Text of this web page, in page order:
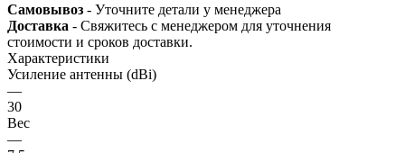
Самовывоз - Уточните детали у менеджера
Доставка - Свяжитесь с менеджером для уточнения
стоимости и сроков доставки.
Характеристики
Усиление антенны (dBi)
—
30
Вес
—